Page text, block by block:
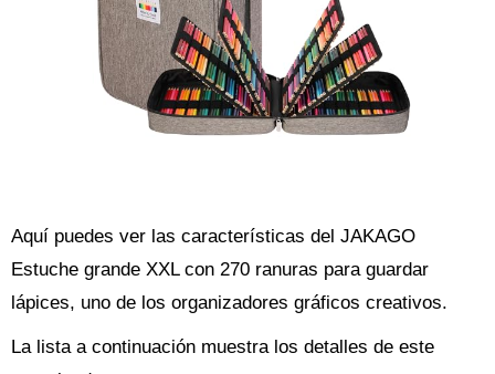
Aquí puedes ver las características del JAKAGO
Estuche grande XXL con 270 ranuras para guardar
lápices, uno de los organizadores gráficos creativos.
La lista a continuación muestra los detalles de este